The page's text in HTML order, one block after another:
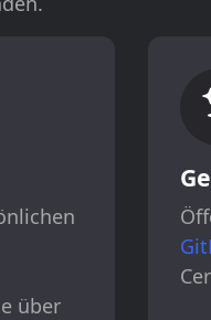
über